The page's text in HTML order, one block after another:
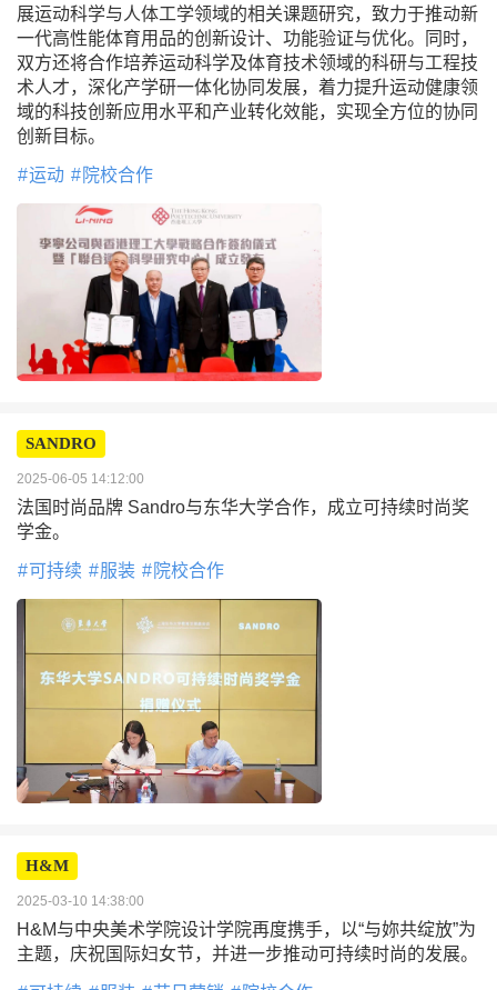
展运动科学与人体工学领域的相关课题研究，致力于推动新
一代高性能体育用品的创新设计、功能验证与优化。同时，
双方还将合作培养运动科学及体育技术领域的科研与工程技
术人才，深化产学研一体化协同发展，着力提升运动健康领
域的科技创新应用水平和产业转化效能，实现全方位的协同
创新目标。
运动 院校合作
SANDRO
2025-06-05 14:12:00
法国时尚品牌 Sandro与东华大学合作，成立可持续时尚奖
学金。
可持续 服装 院校合作
H&M
2025-03-10 14:38:00
H&M与中央美术学院设计学院再度携手，以“与妳共绽放”为
主题，庆祝国际妇女节，并进一步推动可持续时尚的发展。